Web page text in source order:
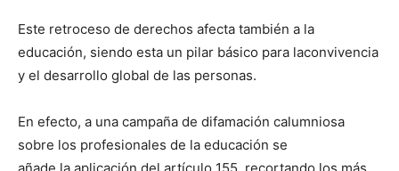
Este retroceso de derechos afecta también a la
educación, siendo esta un pilar básico para laconvivencia
y el desarrollo global de las personas.
En efecto, a una campaña de difamación calumniosa
sobre los profesionales de la educación se